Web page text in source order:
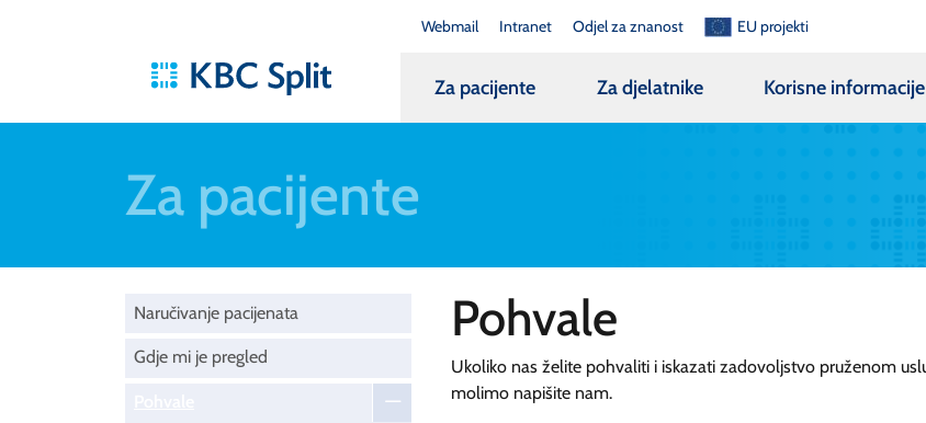
Webmail Intranet Odjel za znanost EU projekti
Za pacijente Za djelatnike Korisne informacije
Za pacijente
Naručivanje pacijenata
Gdje mi je pregled
Pohvale
Ukoliko nas želite pohvaliti i iskazati zadovoljstvo pruženom
molimo napišite nam.